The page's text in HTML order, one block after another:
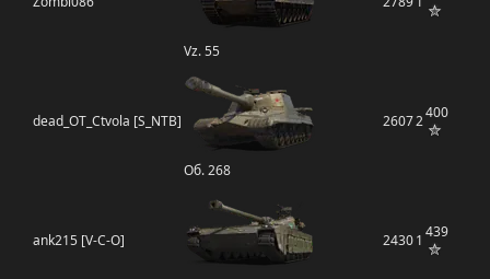
Vz. 55
dead_OT_Ctvola [S_NTB]
Об. 268
26072400
ank215 [V-C-O] 24301 439